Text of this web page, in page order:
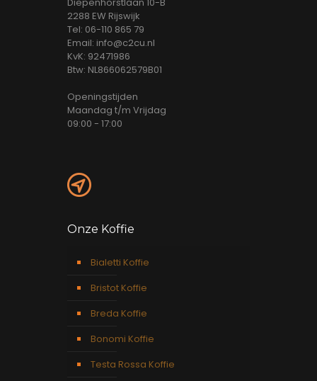
2288 EW Rijswijk
Tel: 06-110 865 79
Email: info@c2cu.nl
KvK: 92471986
Btw: NL866062579B01
Openingstijden
Maandag t/m Vrijdag
09:00 - 17:00
Onze Koffie
Bialetti Koffie
Bristot Koffie
Breda Koffie
Bonomi Koffie
Testa Rossa Koffie